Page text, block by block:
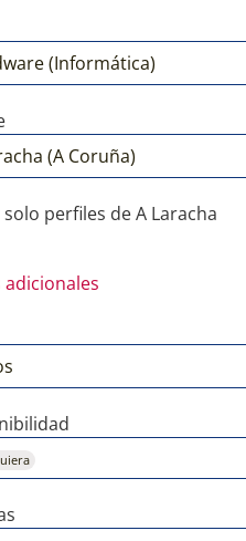
solo perfiles de A Laracha
adicionales